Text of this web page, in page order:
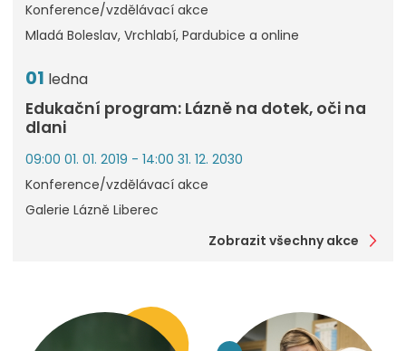
Konference/vzdělávací akce
Mladá Boleslav, Vrchlabí, Pardubice a online
01 ledna
Edukační program: Lázně na dotek, oči na
dlani
09:00 01. 01. 2019 - 14:00 31. 12. 2030
Konference/vzdělávací akce
Galerie Lázně Liberec
Zobrazit všechny akce